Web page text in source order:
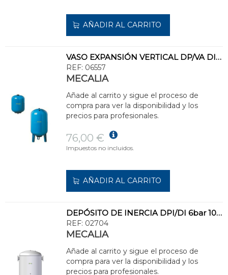
AÑADIR AL CARRITO
VASO EXPANSIÓN VERTICAL DP/VA DIÁMETRO 280 12l
REF: 06557
MECALIA
Añade al carrito y sigue el proceso de
compra para ver la disponibilidad y los
precios para profesionales.
76,00 €
Impuestos no incluidos.
AÑADIR AL CARRITO
DEPÓSITO DE INERCIA DPI/DI 6bar 100l ACERO INOXIDABLE
REF: 02704
MECALIA
Añade al carrito y sigue el proceso de
compra para ver la disponibilidad y los
precios para profesionales.